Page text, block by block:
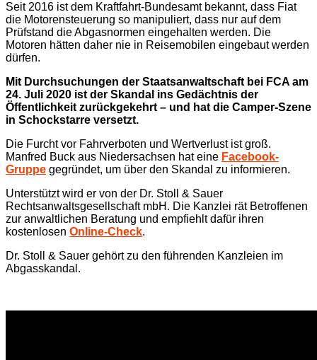
Seit 2016 ist dem Kraftfahrt-Bundesamt bekannt, dass Fiat
die Motorensteuerung so manipuliert, dass nur auf dem
Prüfstand die Abgasnormen eingehalten werden. Die
Motoren hätten daher nie in Reisemobilen eingebaut werden
dürfen.
Mit Durchsuchungen der Staatsanwaltschaft bei FCA am
24. Juli 2020 ist der Skandal ins Gedächtnis der
Öffentlichkeit zurückgekehrt – und hat die Camper-Szene
in Schockstarre versetzt.
Die Furcht vor Fahrverboten und Wertverlust ist groß.
Manfred Buck aus Niedersachsen hat eine Facebook-
Gruppe gegründet, um über den Skandal zu informieren.
Unterstützt wird er von der Dr. Stoll & Sauer
Rechtsanwaltsgesellschaft mbH. Die Kanzlei rät Betroffenen
zur anwaltlichen Beratung und empfiehlt dafür ihren
kostenlosen Online-Check.
Dr. Stoll & Sauer gehört zu den führenden Kanzleien im
Abgasskandal.